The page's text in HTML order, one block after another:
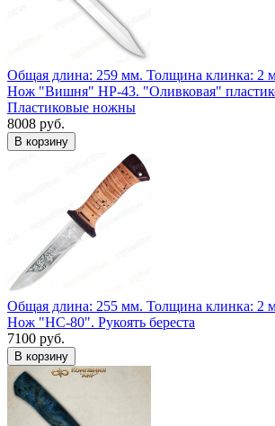
Общая длина: 259 мм. Толщина клинка: 2
Нож "Вишня" НР-43. "Оливковая"
Пластиковые ножны
8008 руб.
Общая длина: 255 мм. Толщина клинка: 2
Нож "НС-80". Рукоять береста
7100 руб.